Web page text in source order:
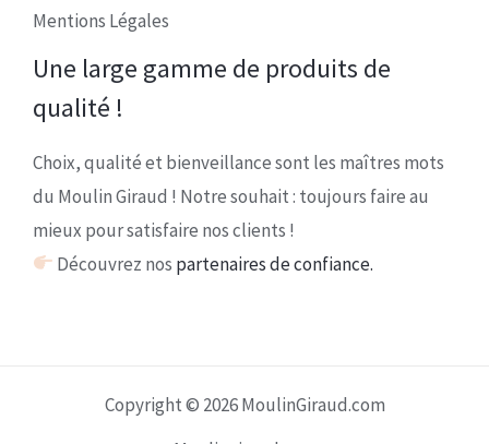
Mentions Légales
Une large gamme de produits de
qualité !
Choix, qualité et bienveillance sont les maîtres mots
du Moulin Giraud ! Notre souhait : toujours faire au
mieux pour satisfaire nos clients !
Découvrez nos partenaires de confiance.
Copyright © 2026 MoulinGiraud.com